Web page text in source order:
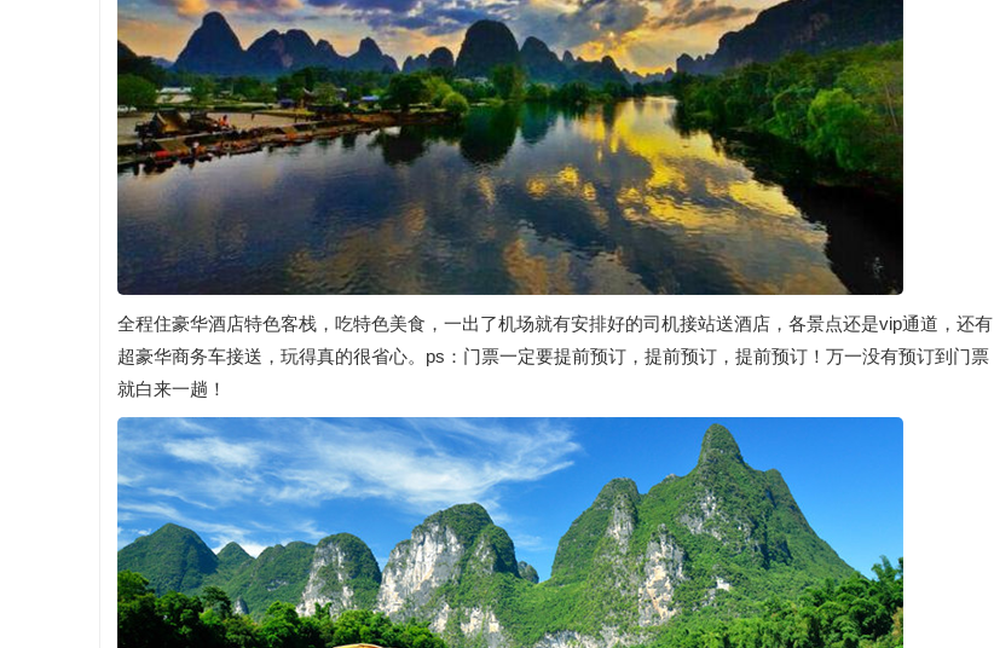
全程住豪华酒店特色客栈，吃特色美食，一出了机场就有安排好的司机接站送酒店，各景点还是vip通道，还有
超豪华商务车接送，玩得真的很省心。ps：门票一定要提前预订，提前预订，提前预订！万一没有预订到门票
就白来一趟！